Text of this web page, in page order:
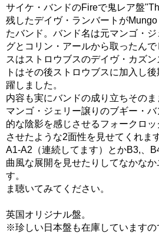
サイケ・バンドのFireで鬼レア盤
残したデイヴ・ランバートが
たバンド。バンド名は元マンゴ・
グとコリン・アールから取ったん
スはストロウブスのデイヴ・カズ
トはその後ストロウブスに加入し
躍しました。
内容も実にバンドの成り立ちそのま
マンゴ・ジェリー譲りのブギー・
的な陰影を感じさせるフォークロ
させたような2面性を見せてくれます
A1-A2（連続してます）とかB3,、
曲風な展開を見せたりしてなかな
す。
ま聴いてみてください。
英国オリジナル盤。
※珍しい日本盤も在庫していますの